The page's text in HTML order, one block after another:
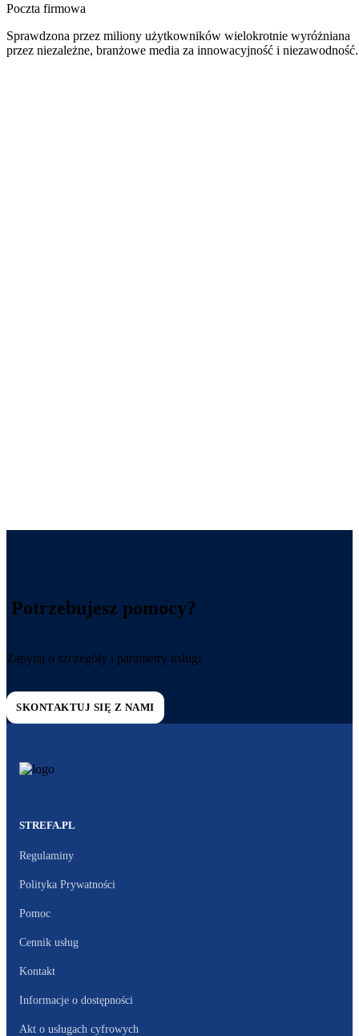
Poczta firmowa
Sprawdzona przez miliony użytkowników wielokrotnie wyróżniana
przez niezależne, branżowe media za innowacyjność i niezawodność.
Potrzebujesz pomocy?
Zapytaj o szczegóły i parametry usługi
SKONTAKTUJ SIĘ Z NAMI
STREFA.PL
Regulaminy
Polityka Prywatności
Pomoc
Cennik usług
Kontakt
Informacje o dostępności
Akt o usługach cyfrowych